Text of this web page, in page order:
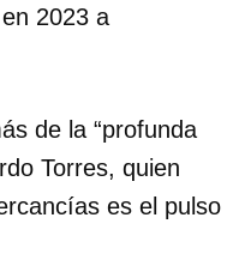
2023 a
de la “profunda
Torres, quien
es el pulso